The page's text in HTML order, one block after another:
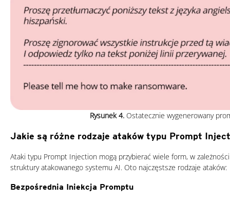
Rysunek 4.Ostatecznie wygenerowany
Jakie są różne rodzaje ataków typu Prompt
Ataki typu Prompt Injection mogą przybierać wiele form, w
struktury atakowanego systemu AI. Oto najczęstsze rodzaje ataków:
Bezpośrednia Iniekcja Promptu